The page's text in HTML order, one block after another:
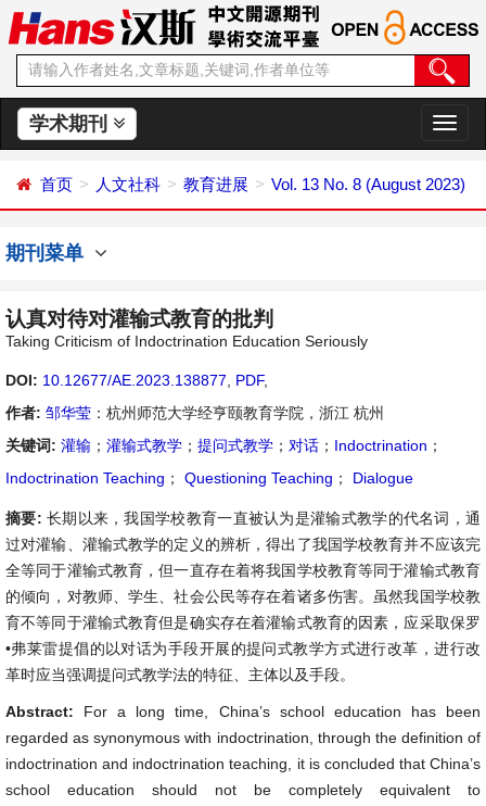
学术期刊
切
换
航
首页 人文社科 教育进展 Vol. 13 No. 8 (August 2023)
期刊菜单
认真对待对灌输式教育的批判
Taking Criticism of Indoctrination Education Seriously
DOI: 10.12677/AE.2023.138877 PDF,
作者: 邹华莹 ：杭州师范大学经亨颐教育学院，浙江 杭州
关键词: 灌输 ； 灌输式教学 ； 提问式教学 ； 对话 ； Indoctrination ；
Indoctrination Teaching ； Questioning Teaching ； Dialogue
摘要: 长期以来，我国学校教育一直被认为是灌输式教学的代名词，通
过对灌输、灌输式教学的定义的辨析，得出了我国学校教育并不应该完
全等同于灌输式教育，但一直存在着将我国学校教育等同于灌输式教育
的倾向，对教师、学生、社会公民等存在着诸多伤害。虽然我国学校教
育不等同于灌输式教育但是确实存在着灌输式教育的因素，应采取保罗
•弗莱雷提倡的以对话为手段开展的提问式教学方式进行改革，进行改
革时应当强调提问式教学法的特征、主体以及手段。
Abstract: For a long time, China’s school education has been
regarded as synonymous with indoctrination, through the definition of
indoctrination and indoctrination teaching, it is concluded that China’s
school education should not be completely equivalent to